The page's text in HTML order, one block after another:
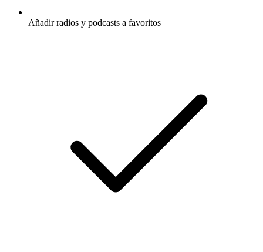
Añadir radios y podcasts a favoritos